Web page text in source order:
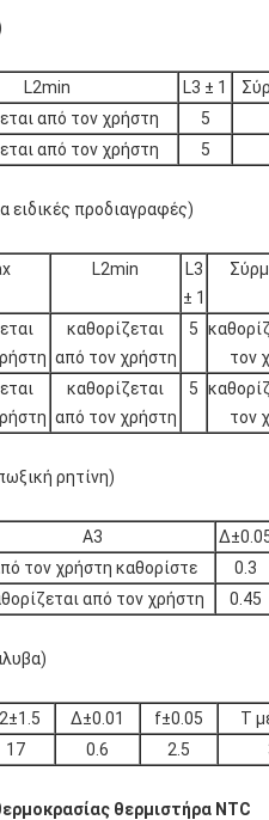
L2min L3 ± 1
από τον χρήστη 5
από τον χρήστη 5
ειδικές προδιαγραφές)
L2min
L3
± 1
καθορίζεται
από τον χρήστη
5
τον
καθορίζεται
από τον χρήστη
5
τον
ρητίνη)
Α3
τον χρήστη καθορίστε 0.3
από τον χρήστη 0.45
Δ±0.01 f±0.05
T
17 0.6 2.5
θερμιστήρα NTC